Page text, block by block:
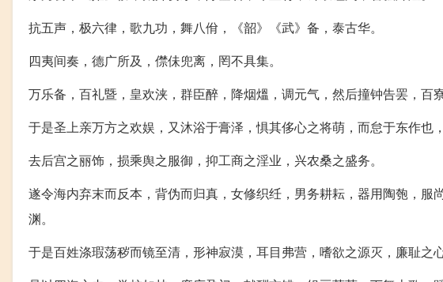
抗五声，极六律，歌九功，舞八佾，《韶》《武》备，泰古华。
四夷间奏，德广所及，僸佅兜离，罔不具集。
万乐备，百礼暨，皇欢浃，群臣醉，降烟熅，调元气，然后撞钟告罢，百寮
于是圣上亲万方之欢娱，又沐浴于膏泽，惧其侈心之将萌，而怠于东作
去后宫之丽饰，损乘舆之服御，抑工商之淫业，兴农桑之盛务。
遂令海内弃末而反本，背伪而归真，女修织纴，男务耕耘，器用陶匏，
渊。
于是百姓涤瑕荡秽而镜至清，形神寂漠，耳目弗营，嗜欲之源灭，廉耻之